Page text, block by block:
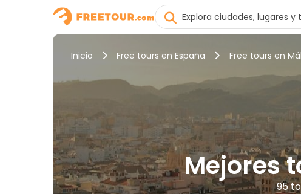
Inicio Free tours en España Free tours en
Mejores
95